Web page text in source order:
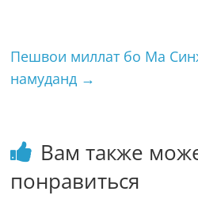
Пешвои миллат бо Ма
намуданд →
Вам также
понравиться